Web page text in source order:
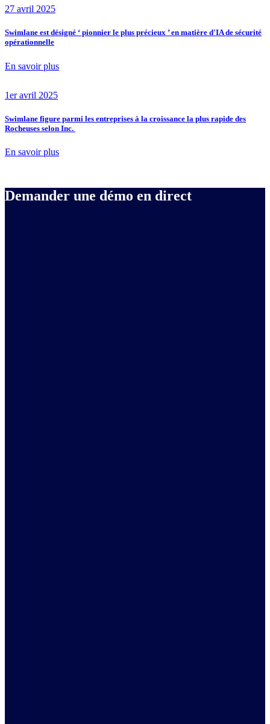
27 avril 2025
Swimlane est désigné ‘ pionnier le plus précieux ’ en matière d'IA de sécurité
opérationnelle
En savoir plus
1er avril 2025
Swimlane figure parmi les entreprises à la croissance la plus rapide des
Rocheuses selon Inc.
En savoir plus
Demander une démo en direct